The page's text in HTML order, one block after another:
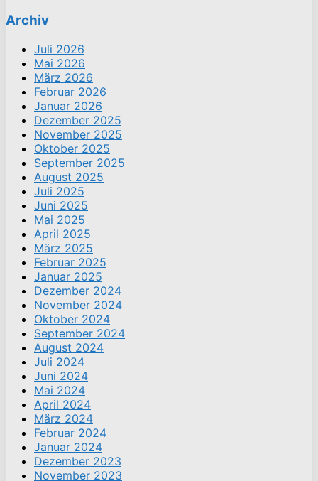
Archiv
Juli 2026
Mai 2026
März 2026
Februar 2026
Januar 2026
Dezember 2025
November 2025
Oktober 2025
September 2025
August 2025
Juli 2025
Juni 2025
Mai 2025
April 2025
März 2025
Februar 2025
Januar 2025
Dezember 2024
November 2024
Oktober 2024
September 2024
August 2024
Juli 2024
Juni 2024
Mai 2024
April 2024
März 2024
Februar 2024
Januar 2024
Dezember 2023
November 2023